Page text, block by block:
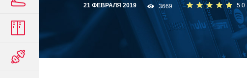
21 ФЕВРАЛЯ 2019 3669 5.0